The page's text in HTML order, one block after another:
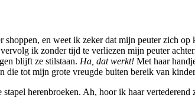
en weet ik zeker dat mijn peuter zich
ik zonder tijd te verliezen mijn peuter
blijft ze stilstaan. Ha, dat werkt! Met haar
tot mijn grote vreugde buiten bereik van
herenbroeken. Ah, hoor ik haar vertederend